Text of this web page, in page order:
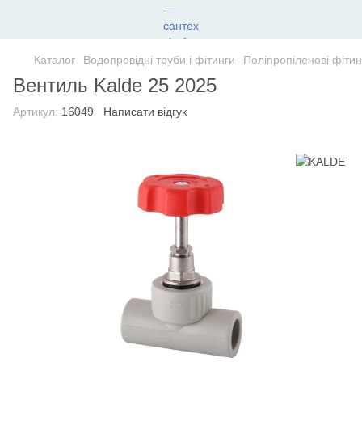
Каталог Водопровідні труби і фітинги Поліпропіленові
Вентиль Kalde 25 2025
Артикул: 16049 Написати відгук